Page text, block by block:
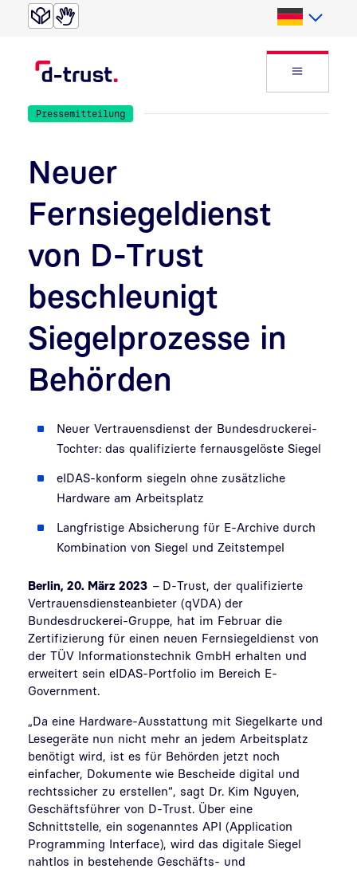
Direkt zur Suche
Direkt zum Inhalt
Deutsch
Pressemitteilung
Neuer
Fernsiegeldienst
von D-Trust
beschleunigt
Siegelprozesse in
Behörden
Neuer Vertrauensdienst der Bundesdruckerei-
Tochter: das qualifizierte fernausgelöste Siegel
eIDAS-konform siegeln ohne zusätzliche
Hardware am Arbeitsplatz
Langfristige Absicherung für E-Archive durch
Kombination von Siegel und Zeitstempel
Berlin, 20. März 2023 – D-Trust, der qualifizierte
Vertrauensdiensteanbieter (qVDA) der
Bundesdruckerei-Gruppe, hat im Februar die
Zertifizierung für einen neuen Fernsiegeldienst von
der TÜV Informationstechnik GmbH erhalten und
erweitert sein eIDAS-Portfolio im Bereich E-
Government.
„Da eine Hardware-Ausstattung mit Siegelkarte und
Lesegeräte nun nicht mehr an jedem Arbeitsplatz
benötigt wird, ist es für Behörden jetzt noch
einfacher, Dokumente wie Bescheide digital und
rechtssicher zu erstellen“, sagt Dr. Kim Nguyen,
Geschäftsführer von D-Trust. Über eine
Schnittstelle, ein sogenanntes API (Application
Programming Interface), wird das digitale Siegel
nahtlos in bestehende Geschäfts- und